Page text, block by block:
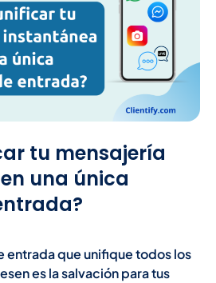
tu mensajería
una única
entrada que unifique todos los
es la salvación para tus